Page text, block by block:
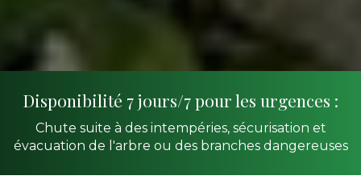
Disponibilité 7 jours/7 pour les urgences :
Chute suite à des intempéries, sécurisation et
évacuation de l'arbre ou des branches dangereuses